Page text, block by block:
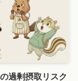
過剰摂取リスク